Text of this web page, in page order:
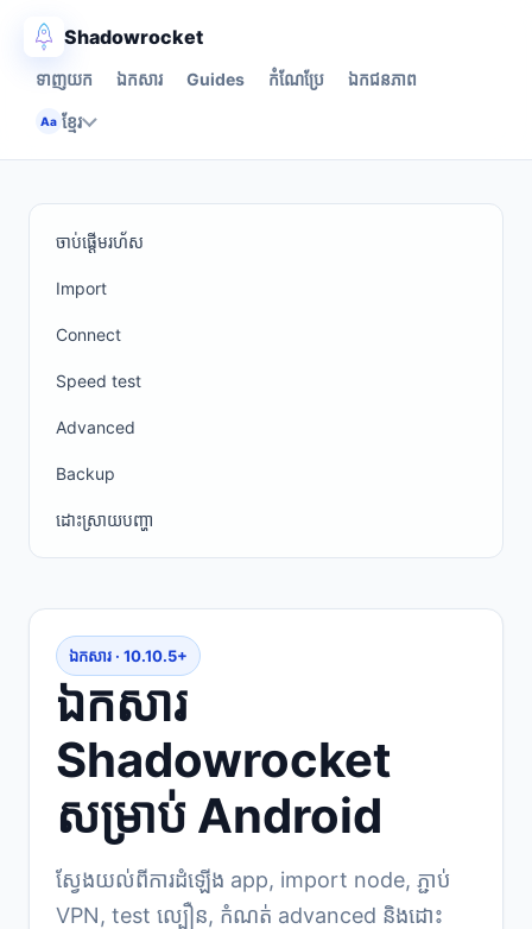
Shadowrocket
ទាញយក ឯកសារ Guides កំណែប្រែ ឯកជនភាព
Aa ខ្មែរ
ចាប់ផ្ដើមរហ័ស
Import
Connect
Speed test
Advanced
Backup
ដោះស្រាយបញ្ហា
ឯកសារ · 10.10.5+
ឯកសារ
Shadowrocket
សម្រាប់ Android
ស្វែងយល់ពីការដំឡើង app, import node, ភ្ជាប់
VPN, test ល្បឿន, កំណត់ advanced និងដោះ